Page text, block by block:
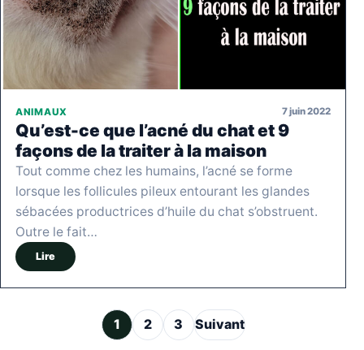
ANIMAUX 7 juin 2022
Qu’est-ce que l’acné du chat et 9
façons de la traiter à la maison
Tout comme chez les humains, l’acné se forme
lorsque les follicules pileux entourant les glandes
sébacées productrices d’huile du chat s’obstruent.
Outre le fait…
Lire
Pagination des publications
1 2 3 Suivant